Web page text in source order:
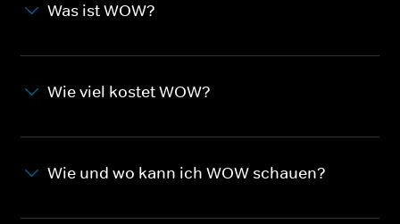
Was ist WOW?
Wie viel kostet WOW?
Wie und wo kann ich WOW schauen?